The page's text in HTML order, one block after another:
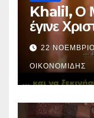
Khalil, Ο
έγινε
22
ΟΙΚΟΝΟΜΊΔΗΣ